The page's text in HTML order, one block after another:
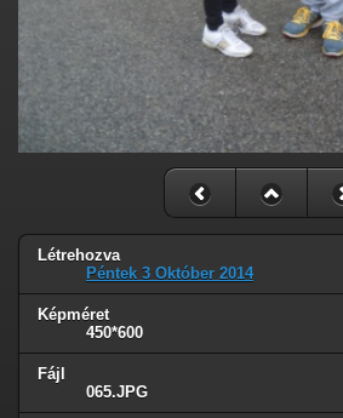
Létrehozva
Péntek 3 Október 2014
Képméret
450*600
Fájl
065.JPG